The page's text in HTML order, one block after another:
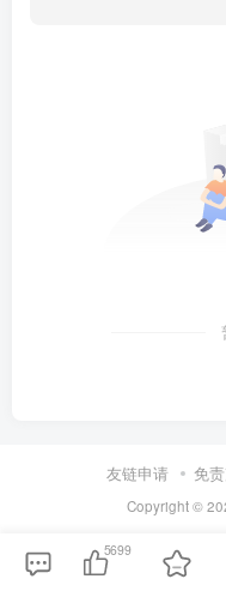
友链申请 免
Copyright ©
5699